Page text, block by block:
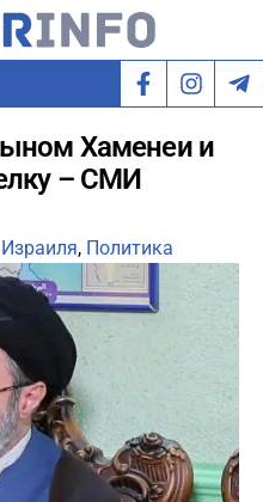
Хаменеи и
– СМИ
, Политика